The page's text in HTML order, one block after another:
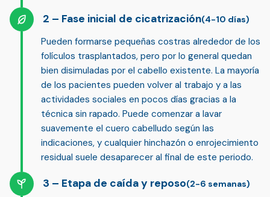
Fase inicial de cicatrización(4-10 días)
Pueden formarse pequeñas costras alrededor de los
folículos trasplantados, pero por lo general quedan
bien disimuladas por el cabello existente. La mayoría
de los pacientes pueden volver al trabajo y a las
actividades sociales en pocos días gracias a la
técnica sin rapado. Puede comenzar a lavar
suavemente el cuero cabelludo según las
indicaciones, y cualquier hinchazón o enrojecimiento
residual suele desaparecer al final de este periodo.
Etapa de caída y reposo(2-6 semanas)